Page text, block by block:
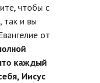
чтобы с
так и вы
от
каждый
Иисус